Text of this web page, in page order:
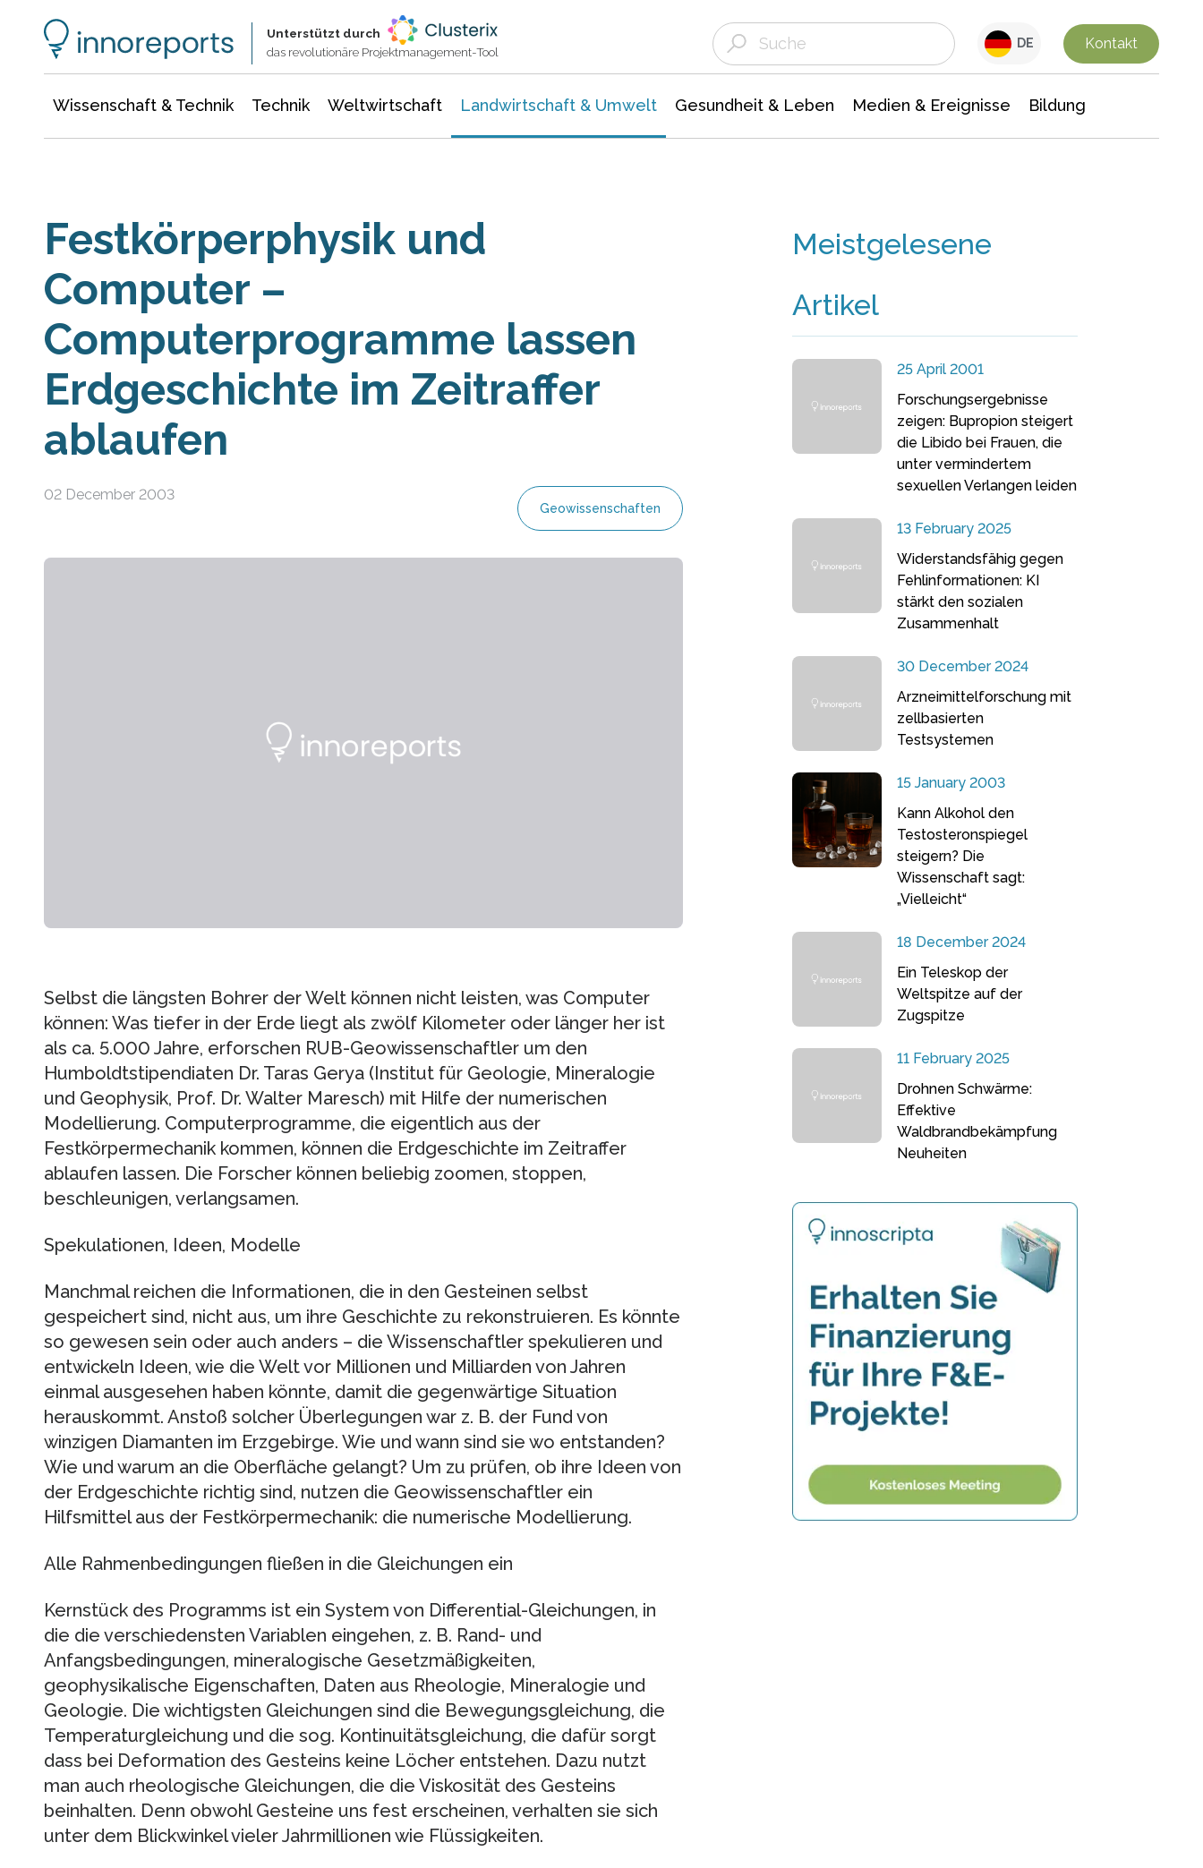
Unterstützt durch
das revolutionäre Projektmanagement-Tool
DE Kontakt
Wissenschaft & Technik Technik Weltwirtschaft Landwirtschaft & Umwelt Gesundheit & Leben Medien & Ereignisse Bildung
Festkörperphysik und
Computer –
Computerprogramme lassen
Erdgeschichte im Zeitraffer
ablaufen
02 December 2003
Geowissenschaften
Selbst die längsten Bohrer der Welt können nicht leisten, was Computer
können: Was tiefer in der Erde liegt als zwölf Kilometer oder länger her ist
als ca. 5.000 Jahre, erforschen RUB-Geowissenschaftler um den
Humboldtstipendiaten Dr. Taras Gerya (Institut für Geologie, Mineralogie
und Geophysik, Prof. Dr. Walter Maresch) mit Hilfe der numerischen
Modellierung. Computerprogramme, die eigentlich aus der
Festkörpermechanik kommen, können die Erdgeschichte im Zeitraffer
ablaufen lassen. Die Forscher können beliebig zoomen, stoppen,
beschleunigen, verlangsamen.
Spekulationen, Ideen, Modelle
Manchmal reichen die Informationen, die in den Gesteinen selbst
gespeichert sind, nicht aus, um ihre Geschichte zu rekonstruieren. Es könnte
so gewesen sein oder auch anders – die Wissenschaftler spekulieren und
entwickeln Ideen, wie die Welt vor Millionen und Milliarden von Jahren
einmal ausgesehen haben könnte, damit die gegenwärtige Situation
herauskommt. Anstoß solcher Überlegungen war z. B. der Fund von
winzigen Diamanten im Erzgebirge. Wie und wann sind sie wo entstanden?
Wie und warum an die Oberfläche gelangt? Um zu prüfen, ob ihre Ideen von
der Erdgeschichte richtig sind, nutzen die Geowissenschaftler ein
Hilfsmittel aus der Festkörpermechanik: die numerische Modellierung.
Alle Rahmenbedingungen fließen in die Gleichungen ein
Kernstück des Programms ist ein System von Differential-Gleichungen, in
die die verschiedensten Variablen eingehen, z. B. Rand- und
Anfangsbedingungen, mineralogische Gesetzmäßigkeiten,
geophysikalische Eigenschaften, Daten aus Rheologie, Mineralogie und
Geologie. Die wichtigsten Gleichungen sind die Bewegungsgleichung, die
Temperaturgleichung und die sog. Kontinuitätsgleichung, die dafür sorgt
dass bei Deformation des Gesteins keine Löcher entstehen. Dazu nutzt
man auch rheologische Gleichungen, die die Viskosität des Gesteins
beinhalten. Denn obwohl Gesteine uns fest erscheinen, verhalten sie sich
unter dem Blickwinkel vieler Jahrmillionen wie Flüssigkeiten.
Meistgelesene
Artikel
25 April 2001
Forschungsergebnisse
zeigen: Bupropion steigert
die Libido bei Frauen, die
unter vermindertem
sexuellen Verlangen leiden
13 February 2025
Widerstandsfähig gegen
Fehlinformationen: KI
stärkt den sozialen
Zusammenhalt
30 December 2024
Arzneimittelforschung mit
zellbasierten
Testsystemen
15 January 2003
Kann Alkohol den
Testosteronspiegel
steigern? Die
Wissenschaft sagt:
„Vielleicht“
18 December 2024
Ein Teleskop der
Weltspitze auf der
Zugspitze
11 February 2025
Drohnen Schwärme:
Effektive
Waldbrandbekämpfung
Neuheiten